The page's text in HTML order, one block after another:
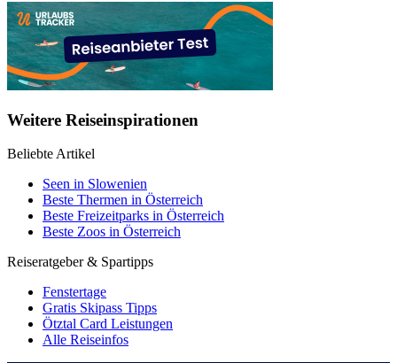
Weitere Reiseinspirationen
Beliebte Artikel
Seen in Slowenien
Beste Thermen in Österreich
Beste Freizeitparks in Österreich
Beste Zoos in Österreich
Reiseratgeber & Spartipps
Fenstertage
Gratis Skipass Tipps
Ötztal Card Leistungen
Alle Reiseinfos